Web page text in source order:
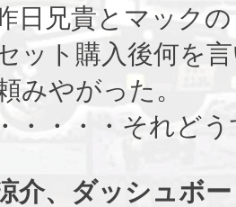
日兄貴とマック
ット購入後何を
みやがった。
・・・・それど
涼介、ダッシュボ